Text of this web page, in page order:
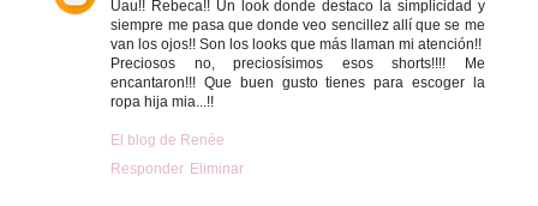
Uau!! Rebeca!! Un look donde destaco la simplicidad y
siempre me pasa que donde veo sencillez allí que se me
van los ojos!! Son los looks que más llaman mi atención!!
Preciosos no, preciosísimos esos shorts!!!! Me
encantaron!!! Que buen gusto tienes para escoger la
ropa hija mia...!!
El blog de Renée
Responder Eliminar